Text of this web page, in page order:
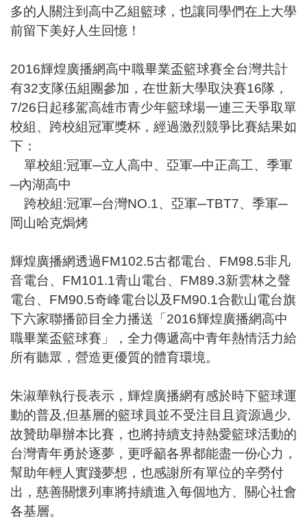
多的人關注到高中乙組籃球，也讓同學們在上大學
前留下美好人生回憶！
2016輝煌廣播網高中職畢業盃籃球賽全台灣共計
有32支隊伍組團參加，在世新大學取決賽16隊，
7/26日起移駕高雄市青少年籃球場一連三天爭取單
校組、跨校組冠軍獎杯，經過激烈競爭比賽結果如
下：
單校組:冠軍─立人高中、亞軍─中正高工、季軍
─內湖高中
跨校組:冠軍─台灣NO.1、亞軍─TBT7、季軍─
岡山哈克焗烤
輝煌廣播網透過FM102.5古都電台、FM98.5非凡
音電台、FM101.1青山電台、FM89.3新雲林之聲
電台、FM90.5奇峰電台以及FM90.1合歡山電台旗
下六家聯播節目全力播送「2016輝煌廣播網高中
職畢業盃籃球賽」，全力傳遞高中青年熱情活力給
所有聽眾，營造更優質的體育環境。
朱淑華執行長表示，輝煌廣播網有感於時下籃球運
動的普及,但基層的籃球員並不受注目且資源過少,
故贊助舉辦本比賽，也將持續支持熱愛籃球活動的
台灣青年勇於逐夢，更呼籲各界都能盡一份心力，
幫助年輕人實踐夢想，也感謝所有單位的辛勞付
出，慈善關懷列車將持續進入每個地方、關心社會
各基層。